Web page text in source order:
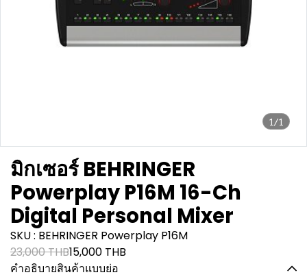
1/1
มิกเซอร์ BEHRINGER
Powerplay P16M 16-Ch
Digital Personal Mixer
SKU : BEHRINGER Powerplay P16M
23,000 THB15,000 THB
คำอธิบายสินค้าแบบย่อ